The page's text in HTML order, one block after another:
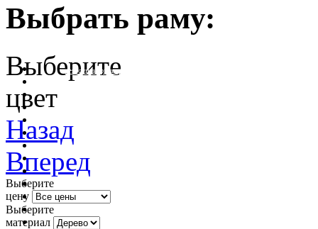
Выбрать раму:
очистить фильтр цвета
Выберите
цвет
Назад
Вперед
Выберите
цену
Выберите
материал